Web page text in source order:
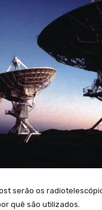
serão os
quê são utilizados.